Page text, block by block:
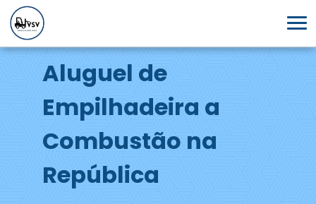
Aluguel de
Empilhadeira a
Combustão na
República